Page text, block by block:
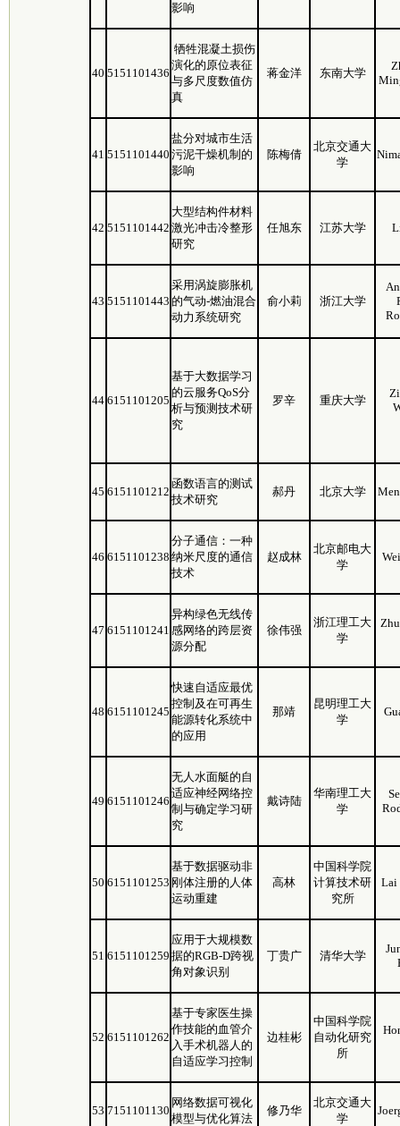
影响
40 5151101436
牺牲混凝土损伤
演化的原位表征
与多尺度数值仿
真
蒋金洋 东南大学
41 5151101440
盐分对城市生活
污泥干燥机制的
影响
陈梅倩
北京交通大
学
42 5151101442
大型结构件材料
激光冲击冷整形
研究
任旭东 江苏大学
43 5151101443
采用涡旋膨胀机
的气动-燃油混合
动力系统研究
俞小莉 浙江大学
44 6151101205
基于大数据学习
的云服务QoS分
析与预测技术研
究
罗辛 重庆大学
45 6151101212
函数语言的测试
技术研究
郝丹 北京大学
46 6151101238
分子通信：一种
纳米尺度的通信
技术
赵成林
北京邮电大
学
47 6151101241
异构绿色无线传
感网络的跨层资
源分配
徐伟强
浙江理工大
学
48 6151101245
快速自适应最优
控制及在可再生
能源转化系统中
的应用
那靖
昆明理工大
学
49 6151101246
无人水面艇的自
适应神经网络控
制与确定学习研
究
戴诗陆
华南理工大
学
50 6151101253
基于数据驱动非
刚体注册的人体
运动重建
高林
中国科学院
计算技术研
究所
Lai
51 6151101259
应用于大规模数
据的RGB-D跨视
角对象识别
丁贵广 清华大学
52 6151101262
基于专家医生操
作技能的血管介
入手术机器人的
自适应学习控制
边桂彬
中国科学院
自动化研究
所
53 7151101130
网络数据可视化
模型与优化算法
修乃华
北京交通大
学